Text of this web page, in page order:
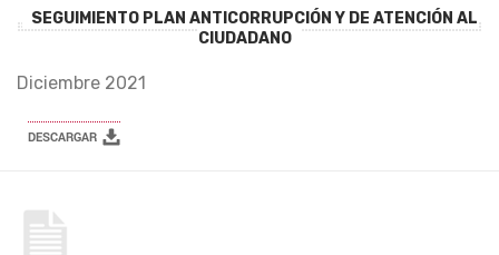
SEGUIMIENTO PLAN ANTICORRUPCIÓN Y DE ATENCIÓN AL
CIUDADANO
Diciembre 2021